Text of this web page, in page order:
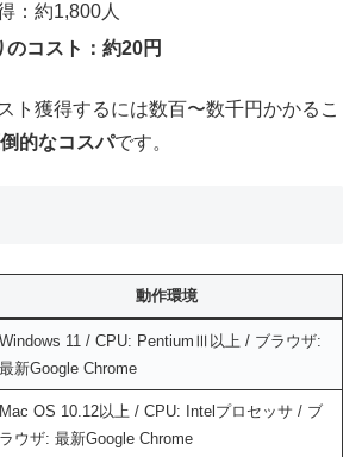
：約1,800人
のコスト：約20円
ト獲得するには数百〜数千円かかるこ
的なコスパです。
動作環境
Windows 11 / CPU: PentiumⅢ以上 / ブラウザ:
最新Google Chrome
Mac OS 10.12以上 / CPU: Intelプロセッサ / ブ
ラウザ: 最新Google Chrome